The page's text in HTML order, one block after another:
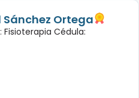
Sánchez Ortega
Fisioterapia Cédula: